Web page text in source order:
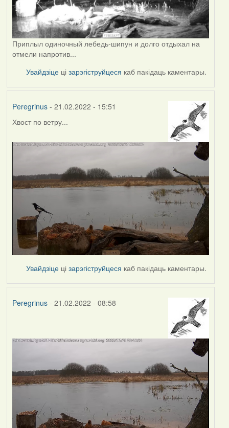
Приплыл одиночный лебедь-шипун и долго отдыхал на
отмели напротив...
Увайдзіце цізарэгіструйцеся каб пакідаць каментары.
Peregrinus- 21.02.2022 - 15:51
Хвост по ветру...
Увайдзіце цізарэгіструйцеся каб пакідаць каментары.
Peregrinus- 21.02.2022 - 08:58